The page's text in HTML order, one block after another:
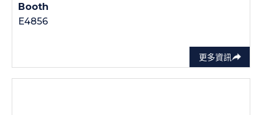
更多資訊
Booth
E4856